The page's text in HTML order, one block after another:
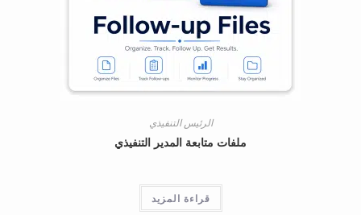
الرئيس التنفيذي
ملفات متابعة المدير التنفيذي